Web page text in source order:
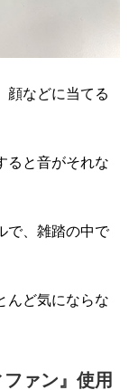
顔などに当てる
ると音がそれな
で、雑踏の中で
んど気にならな
ァン』使用